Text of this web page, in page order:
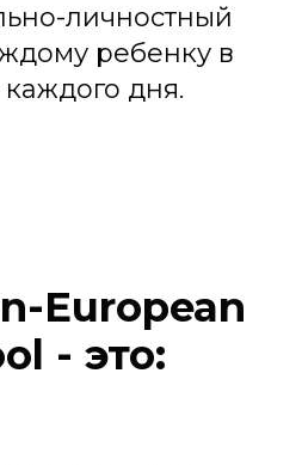
личностный
ребенку в
дня.
European
- это: